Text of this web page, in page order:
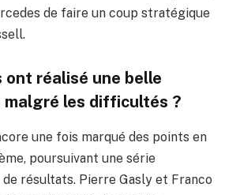
de faire un coup stratégique
ont réalisé une belle
malgré les difficultés ?
une fois marqué des points en
poursuivant une série
résultats. Pierre Gasly et Franco